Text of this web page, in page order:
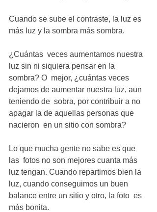
Cuando se sube el contraste, la luz es
más luz y la sombra más sombra.
¿Cuántas  veces aumentamos nuestra
luz sin ni siquiera pensar en la
sombra? O  mejor, ¿cuántas veces
dejamos de aumentar nuestra luz, aun
teniendo de  sobra, por contribuir a no
apagar la de aquellas personas que
nacieron  en un sitio con sombra?
Lo que mucha gente no sabe es que
las  fotos no son mejores cuanta más
luz tengan. Cuando repartimos bien la
luz, cuando conseguimos un buen
balance entre un sitio y otro, la foto  es
más bonita.